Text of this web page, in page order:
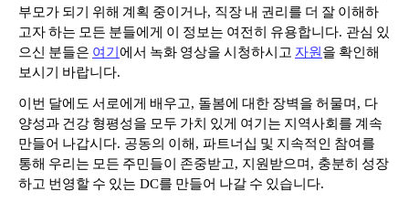
부모가 되기 위해 계획 중이거나, 직장 내 권리를 더 잘 이해하
고자하는 모든 분들에게 이 정보는 여전히 유용합니다. 관심 있
으신
분들은 여기 에서 녹화 영상을 시청하시고 자원 을 확인해
보시기
바랍니다.
이번 달에도 서로에게 배우고, 돌봄에 대한 장벽을 허물며 , 다
양성과 건강 형평성을 모두 가치 있게 여기는 지역사회를 계속
만들어 나갑시다. 공동의 이해 , 파트너십 및 지속적인
참여를
통해 우리는 모든 주민들이 존중받고, 지원받으며 , 충분히 성장
하고 번영할 수 있는 DC를 만들어 나갈 수 있습니다.